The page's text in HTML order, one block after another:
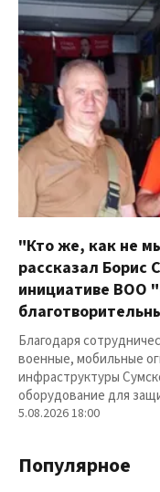
"Кто же, как не
рассказал Борис
инициативе ВОО
Благодаря
военные, мобильные
инфраструктуры
оборудование для
5.08.2026 18:00
Популярное